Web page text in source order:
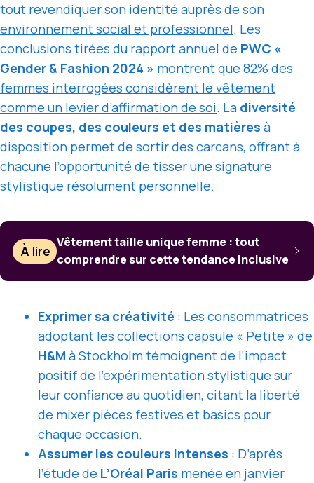
tout revendiquer son identité auprès de son
environnement social et professionnel. Les
conclusions tirées du rapport annuel de PWC «
Gender & Fashion 2024 » montrent que 82% des
femmes interrogées considèrent le vêtement
comme un levier d’affirmation de soi. La diversité
des coupes, des couleurs et des matières à
disposition permet de sortir des carcans, offrant à
chacune l’opportunité de tisser une signature
stylistique résolument personnelle.
À lire
Vêtement taille unique femme : tout
comprendre sur cette tendance inclusive
Exprimer sa créativité : Les consommatrices
adoptant les collections capsule « Petite » de
H&M à Stockholm témoignent de l’impact
positif de l’expérimentation stylistique sur
leur confiance au quotidien, citant la liberté
de mixer pièces festives et basics pour
chaque occasion.
Assumer les couleurs intenses : D’après
l’étude de L’Oréal Paris menée en janvier